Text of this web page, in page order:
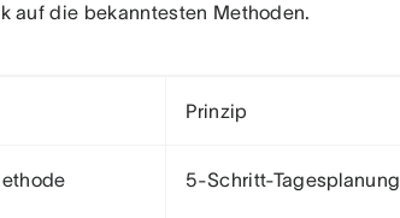
auf die bekanntesten Methoden.
Prinzip
5-Schritt-Tagesplanung